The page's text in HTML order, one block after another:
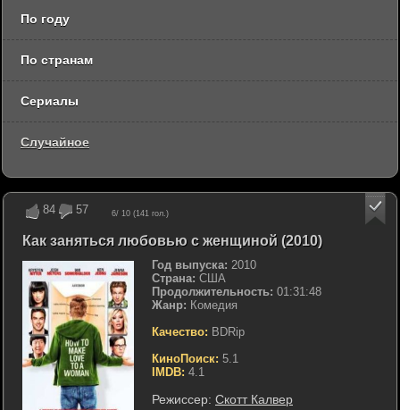
84 57 6/ 10 (141 гол.)
Как заняться любовью с женщиной (2010)
Год выпуска: 2010
Страна: США
Продолжительность: 01:31:48
Жанр: Комедия
Качество: BDRip
КиноПоиск: 5.1
IMDB: 4.1
Режиссер: Скотт Калвер
По году
По странам
Сериалы
Случайное